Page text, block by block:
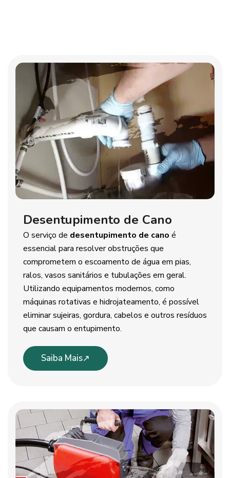
Desentupimento de Cano
O serviço de desentupimento de cano é
essencial para resolver obstruções que
comprometem o escoamento de água em pias,
ralos, vasos sanitários e tubulações em geral.
Utilizando equipamentos modernos, como
máquinas rotativas e hidrojateamento, é possível
eliminar sujeiras, gordura, cabelos e outros resíduos
que causam o entupimento.
Saiba Mais